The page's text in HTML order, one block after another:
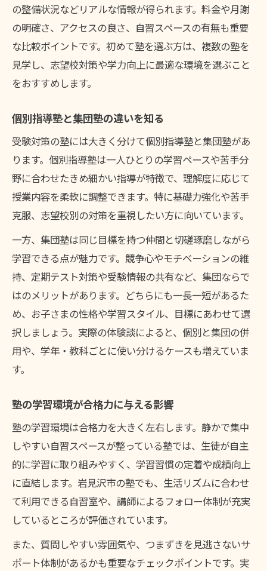
口コミから見える塾のメリットと特徴
塾の口コミで注目される指導内容と実績
岩見沢市の塾に多いサポート体制の傾向
口コミで分かる塾の通塾しやすさ
受験対策で評価される塾の特長
の整備状況などリアルな情報が得られます。料金や月謝
の明確さ、アクセスの良さ、自習スペースの有無も重要
な比較ポイントです。初めて塾を選ぶ方は、複数の塾を
見学し、志望校対策や学力向上に最適な環境を選ぶこと
をおすすめします。
個別指導塾と集団塾の違いを知る
受験対策の塾には大きく分けて個別指導塾と集団塾があ
ります。個別指導塾は一人ひとりの学習ペースや苦手分
野に合わせたきめ細かい指導が特徴で、理解度に応じて
授業内容を柔軟に調整できます。特に基礎力強化や苦手
克服、志望校別の対策を重視したい方に向いています。
一方、集団塾は同じ目標を持つ仲間と切磋琢磨しながら
学習できる点が魅力です。競争心やモチベーションの維
持、定期テスト対策や受験情報の共有など、集団ならで
はのメリットがあります。どちらにも一長一短があるた
め、お子さまの性格や学習スタイル、目標にあわせて選
択しましょう。実際の体験談によると、個別と集団の併
用や、学年・教科ごとに使い分けるケースも増えていま
す。
塾の学習環境が合格力に与える影響
塾の学習環境は合格力を大きく左右します。静かで集中
しやすい自習スペースが整っている塾では、生徒が自主
的に学習に取り組みやすく、学習習慣の定着や成績向上
に直結します。岩見沢市の塾でも、生活リズムに合わせ
て利用できる自習室や、講師によるフォロー体制が充実
しているところが評価されています。
また、質問しやすい雰囲気や、つまずきを見逃さないサ
ポート体制があるかも重要なチェックポイントです。実